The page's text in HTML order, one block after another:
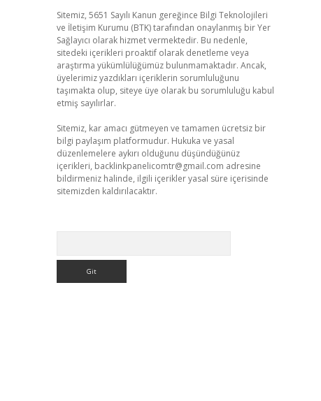
Sitemiz, 5651 Sayılı Kanun gereğince Bilgi Teknolojileri
ve İletişim Kurumu (BTK) tarafından onaylanmış bir Yer
Sağlayıcı olarak hizmet vermektedir. Bu nedenle,
sitedeki içerikleri proaktif olarak denetleme veya
araştırma yükümlülüğümüz bulunmamaktadır. Ancak,
üyelerimiz yazdıkları içeriklerin sorumluluğunu
taşımakta olup, siteye üye olarak bu sorumluluğu kabul
etmiş sayılırlar.
Sitemiz, kar amacı gütmeyen ve tamamen ücretsiz bir
bilgi paylaşım platformudur. Hukuka ve yasal
düzenlemelere aykırı olduğunu düşündüğünüz
içerikleri, backlinkpanelicomtr@gmail.com adresine
bildirmeniz halinde, ilgili içerikler yasal süre içerisinde
sitemizden kaldırılacaktır.